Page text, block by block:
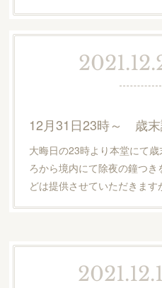
12月31日23時～ 歳末
大晦日の23時より本堂にて
ろから境内にて除夜の鐘つ
どは提供させていただきま